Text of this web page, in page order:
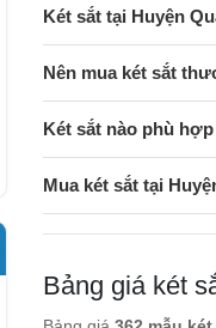
Két sắt tại Huyện
Nên mua két sắt
Két sắt nào phù
Mua két sắt tại
Bảng giá két